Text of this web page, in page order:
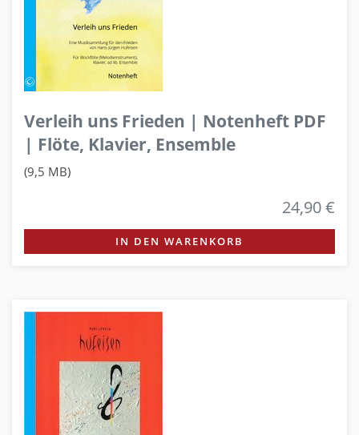
Verleih uns Frieden | Notenheft PDF
| Flöte, Klavier, Ensemble
(9,5 MB)
24,90 €
IN DEN WARENKORB